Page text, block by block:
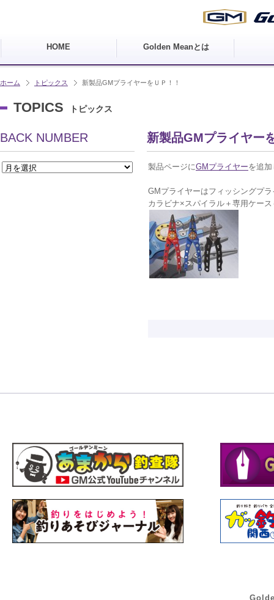
HOME Golden Meanとは
ホーム トピックス 新製品GMプライヤーをＵＰ！！
TOPICS トピックス
新製品GMプライヤー
製品ページにGMプライヤーを追
GMプライヤーはフィッシングプ
カラビナ×スパイラル＋専用ケー
BACK NUMBER